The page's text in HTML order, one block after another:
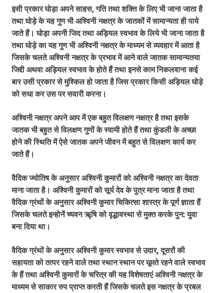
इसी प्रकार घोड़ा अपने साहस, गति तथा शक्ति के लिए भी जाना जाता है
तथा घोड़े के यह गुण भी अश्विनी नक्षत्र के जातकों में सामान्यता ही पाये
जाते हैं। घोड़ा अपनी जिद तथा अड़ियल स्वभाव के लिये भी जाना जाता है
तथा घोड़े का यह गुण भी अश्विनी नक्षत्र के माध्यम से व्यवहार में आता है
जिसके चलते अश्विनी नक्षत्र के प्रभाव में आने वाले जातक सामान्यतया
जिद्दी अथवा अड़ियल स्वभाव के होते हैं तथा इनसे काम निकलवाना कई
बार उसी प्रकार से मुश्किल हो जाता है जिस प्रकार किसी अड़ियल घोड़े
को सधा कर उस पर सवारी करना।
अश्विनी नक्षत्र अपने आप में एक बहुत विलक्षण नक्षत्र है तथा इसके
जातक भी बहुत से विलक्षण गुणों के स्वामी होते हैं तथा कुंडली के अच्छा
होने की स्थिति में ऐसे जातक अपने जीवन में बहुत से विलक्षण कार्य कर
जाते हैं।
वैदिक ज्योतिष के अनुसार अश्विनी कुमारों को अश्विनी नक्षत्र का देवता
माना जाता है। अश्विनी कुमारों को सूर्य देव के पुत्र माना जाता है तथा
वैदिक ग्रंथों के अनुसार अश्विनी कुमार चिकित्सा शास्त्र के पूर्ण ज्ञाता हैं
जिसके चलते इन्होनें च्यवन ॠषि को वृद्धावस्था से मुक्त करके पुन: युवा
बना दिया था।
वैदिक ग्रंथों के अनुसार अश्विनी कुमार स्वभाव से उदार, दूसरों की
सहायता को तत्पर रहने वाले तथा स्थान स्थान पर घूमते रहने वाले स्वभाव
के हैं तथा अश्विनी कुमारों के चरित्र की यह विशेषताएं अश्विनी नक्षत्र के
माध्यम से साकार रुप प्राप्त करती हैं जिसके चलते इस नक्षत्र के प्रबल